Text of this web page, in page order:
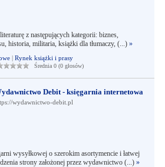
z następujących kategorii: biznes,
historia, militaria, książki dla tłumaczy, (...) »
| Rynek książki i prasy
Średnia 0 (0 głosów)
Debit - księgarnia internetowa
wydawnictwo-debit.pl
wysyłkowej o szerokim asortymencie i łatwej
strony założonej przez wydawnictwo (...) »